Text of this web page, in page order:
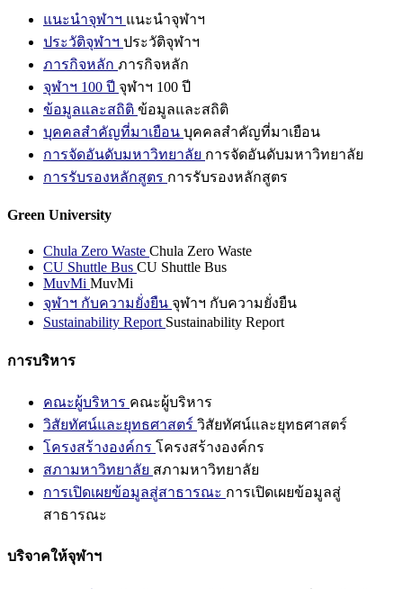
แนะนำจุฬาฯ แนะนำจุฬาฯ
ประวัติจุฬาฯ ประวัติจุฬาฯ
ภารกิจหลัก ภารกิจหลัก
จุฬาฯ 100 ปี จุฬาฯ 100 ปี
ข้อมูลและสถิติ ข้อมูลและสถิติ
บุคคลสำคัญที่มาเยือน บุคคลสำคัญที่มาเยือน
การจัดอันดับมหาวิทยาลัย การจัดอันดับมหาวิทยาลัย
การรับรองหลักสูตร การรับรองหลักสูตร
Green University
Chula Zero Waste Chula Zero Waste
CU Shuttle Bus CU Shuttle Bus
MuvMi MuvMi
จุฬาฯ กับความยั่งยืน จุฬาฯ กับความยั่งยืน
Sustainability Report Sustainability Report
การบริหาร
คณะผู้บริหาร คณะผู้บริหาร
วิสัยทัศน์และยุทธศาสตร์ วิสัยทัศน์และยุทธศาสตร์
โครงสร้างองค์กร โครงสร้างองค์กร
สภามหาวิทยาลัย สภามหาวิทยาลัย
การเปิดเผยข้อมูลสู่สาธารณะ การเปิดเผยข้อมูลสู่
สาธารณะ
บริจาคให้จุฬาฯ